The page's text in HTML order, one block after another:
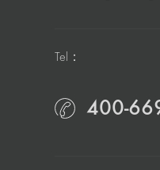
Tel：
400-